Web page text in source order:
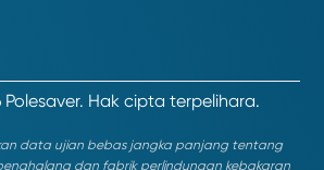
Hak cipta terpelihara.
data ujian bebas jangka panjang tentang
dan fabrik perlindungan kebakaran